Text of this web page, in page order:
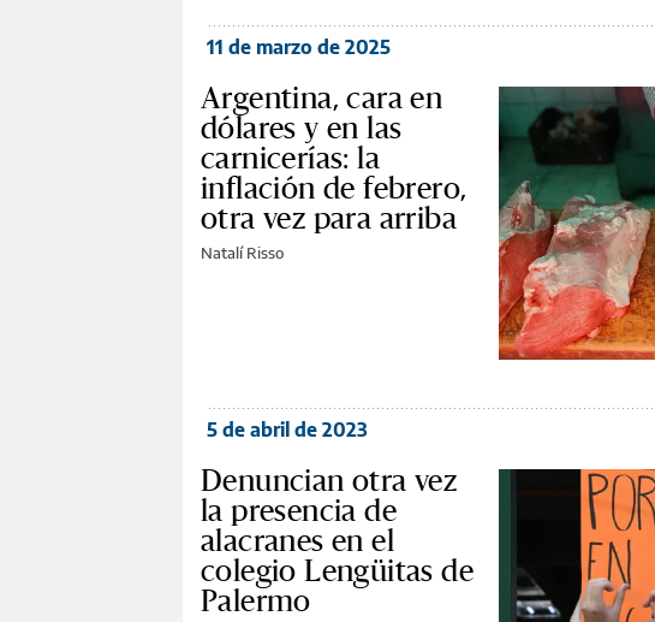
11 de marzo de 2025
Argentina, cara en
dólares y en las
carnicerías: la
inflación de febrero,
otra vez para arriba
Natalí Risso
5 de abril de 2023
Denuncian otra vez
la presencia de
alacranes en el
colegio Lengüitas de
Palermo